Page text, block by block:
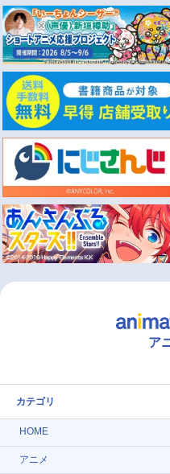
ア
カテゴリ
HOME
アニメ